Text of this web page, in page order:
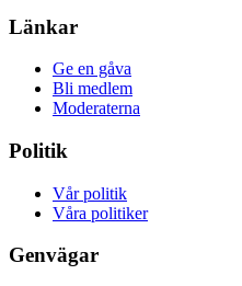
Länkar
Ge en gåva
Bli medlem
Moderaterna
Politik
Vår politik
Våra politiker
Genvägar